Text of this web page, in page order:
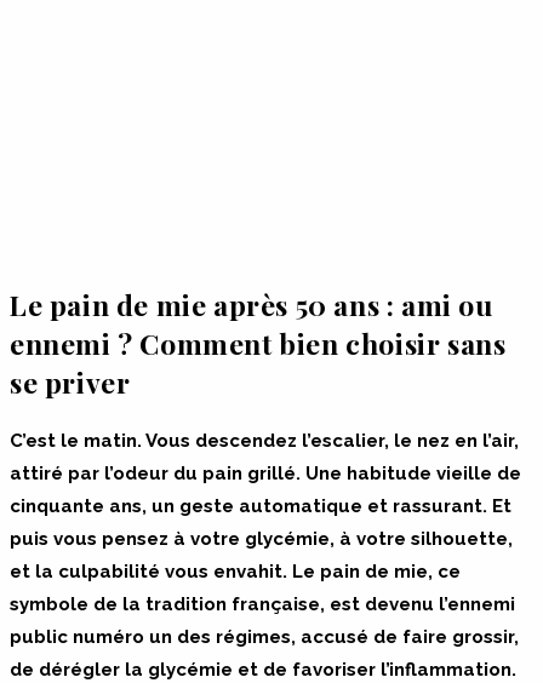
Le pain de mie après 50 ans : ami ou
ennemi ? Comment bien choisir sans
se priver
C’est le matin. Vous descendez l’escalier, le nez en l’air,
attiré par l’odeur du pain grillé. Une habitude vieille de
cinquante ans, un geste automatique et rassurant. Et
puis vous pensez à votre glycémie, à votre silhouette,
et la culpabilité vous envahit. Le pain de mie, ce
symbole de la tradition française, est devenu l’ennemi
public numéro un des régimes, accusé de faire grossir,
de dérégler la glycémie et de favoriser l’inflammation.